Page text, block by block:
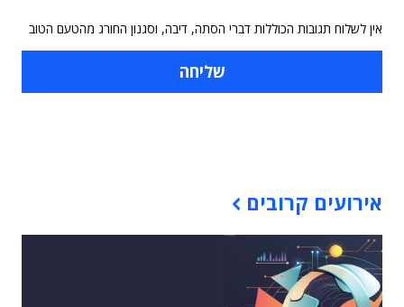
אין לשלוח תגובות הכוללות דברי הסתה, דיבה, וסגנון החורג מהטעם הטוב
אירועים קרובים